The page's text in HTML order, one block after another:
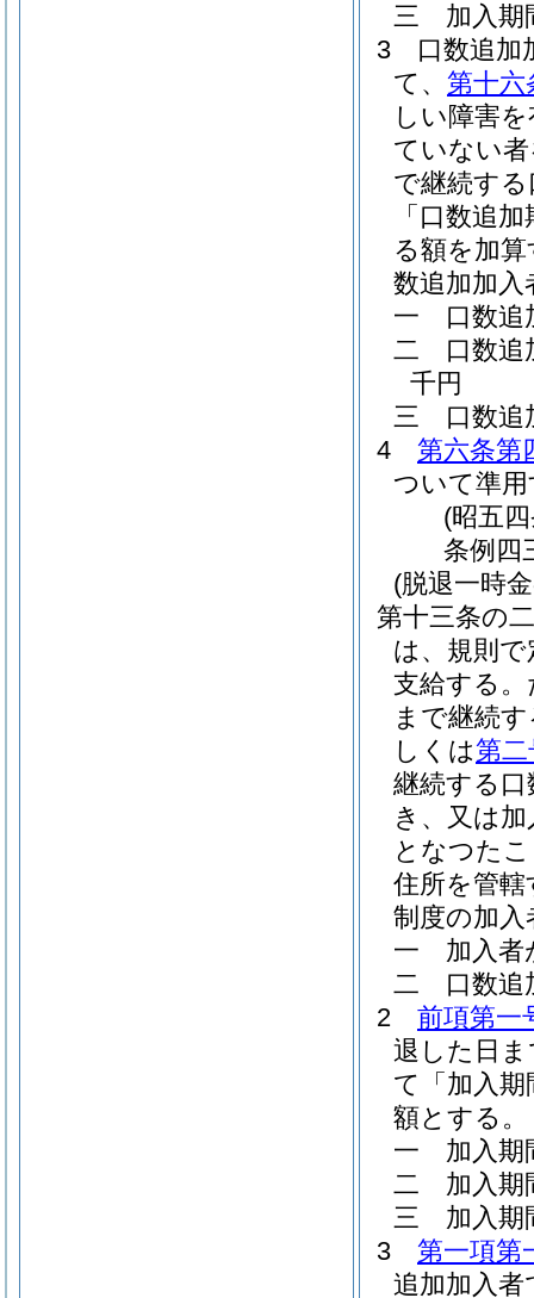
三
加入期
3
口数追加
て、 第十六
しい障害
ていない
で継続す
「口数追
る額を加
数追加加
一
口数追
二
口数追
千円
三
口数
4
第六条第
ついて準
(昭五
条例四
(脱退一時
第十三条の二
は、規則
支給する。
まで継続
しくは第二
継続する
き、又は
となつた
住所を管轄
制度の加
一
加入者
二
口数
2
前項第一
退した日
て「加入
額とする。
一
加入期
二
加入期
三
加入期
3
第一項第
追加加入